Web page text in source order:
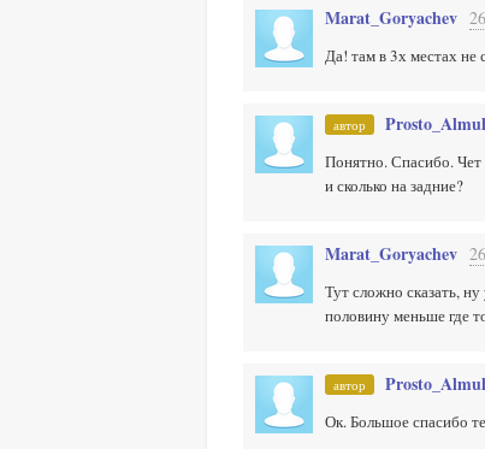
Marat_Goryachev
Да! там в 3х местах не
автор
Понятно. Спасибо. Чет
и сколько на задние?
Marat_Goryachev
Тут сложно сказать,
половину меньше где
автор
Ок. Большое спасибо